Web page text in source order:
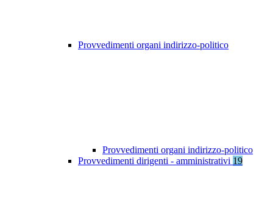
Provvedimenti organi indirizzo-politico
Provvedimenti organi indirizzo-politico
Provvedimenti dirigenti - amministrativi 19